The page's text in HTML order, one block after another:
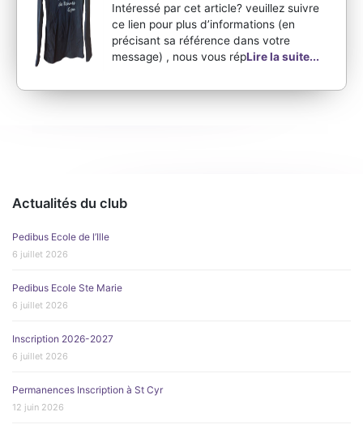
Intéressé par cet article? veuillez suivre
ce lien pour plus d’informations (en
précisant sa référence dans votre
message) , nous vous répLire la suite...
Actualités du club
Pedibus Ecole de l’Ille
6 juillet 2026
Pedibus Ecole Ste Marie
6 juillet 2026
Inscription 2026-2027
6 juillet 2026
Permanences Inscription à St Cyr
12 juin 2026